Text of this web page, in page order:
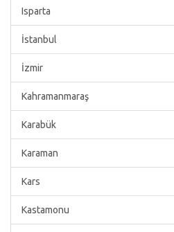
Isparta
İstanbul
İzmir
Kahramanmaraş
Karabük
Karaman
Kars
Kastamonu